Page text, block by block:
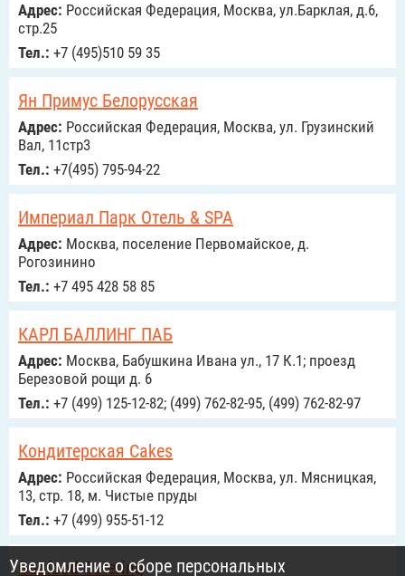
Адрес: Российcкая Федерация, Москва, ул.Барклая, д.6,
стр.25
Тел.: +7 (495)510 59 35
Ян Примус Белорусская
Адрес: Российcкая Федерация, Москва, ул. Грузинский
Вал, 11стр3
Тел.: +7(495) 795-94-22
Империал Парк Отель & SPA
Адрес: Москва, поселение Первомайское, д.
Рогозинино
Тел.: +7 495 428 58 85
КАРЛ БАЛЛИНГ ПАБ
Адрес: Москва, Бабушкина Ивана ул., 17 К.1; проезд
Березовой рощи д. 6
Тел.: +7 (499) 125-12-82; (499) 762-82-95, (499) 762-82-97
Кондитерская Cakes
Адрес: Российcкая Федерация, Москва, ул. Мясницкая,
13, стр. 18, м. Чистые пруды
Тел.: +7 (499) 955-51-12
Guzfood Catering
Уведомление о сборе персональных